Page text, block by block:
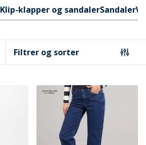
Klip-klapper og sandalerSandaler
Filtrer og sorter